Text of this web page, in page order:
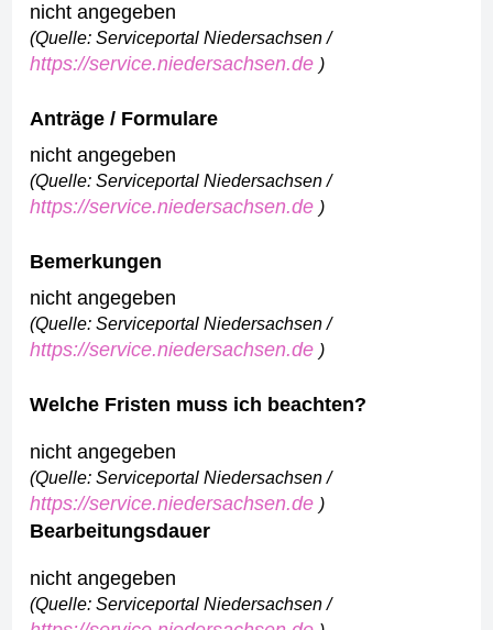
nicht angegeben
(Quelle: Serviceportal Niedersachsen /
https://service.niedersachsen.de )
Anträge / Formulare
nicht angegeben
(Quelle: Serviceportal Niedersachsen /
https://service.niedersachsen.de )
Bemerkungen
nicht angegeben
(Quelle: Serviceportal Niedersachsen /
https://service.niedersachsen.de )
Welche Fristen muss ich beachten?
nicht angegeben
(Quelle: Serviceportal Niedersachsen /
https://service.niedersachsen.de )
Bearbeitungsdauer
nicht angegeben
(Quelle: Serviceportal Niedersachsen /